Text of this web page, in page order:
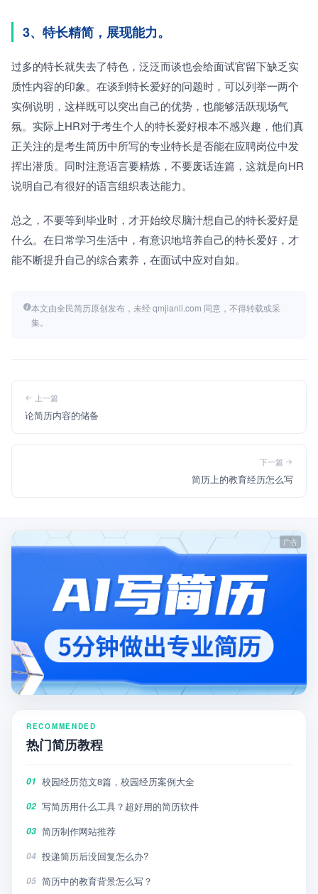
3、特长精简，展现能力。
过多的特长就失去了特色，泛泛而谈也会给面试官留下缺乏实
质性内容的印象。在谈到特长爱好的问题时，可以列举一两个
实例说明，这样既可以突出自己的优势，也能够活跃现场气
氛。实际上HR对于考生个人的特长爱好根本不感兴趣，他们真
正关注的是考生简历中所写的专业特长是否能在应聘岗位中发
挥出潜质。同时注意语言要精炼，不要废话连篇，这就是向HR
说明自己有很好的语言组织表达能力。
总之，不要等到毕业时，才开始绞尽脑汁想自己的特长爱好是
什么。在日常学习生活中，有意识地培养自己的特长爱好，才
能不断提升自己的综合素养，在面试中应对自如。
本文由全民简历原创发布，未经 qmjianli.com 同意，不得转载或采
集。
上一篇
论简历内容的储备
下一篇
简历上的教育经历怎么写
RECOMMENDED
热门简历教程
01 校园经历范文8篇，校园经历案例大全
02 写简历用什么工具？超好用的简历软件
03 简历制作网站推荐
04 投递简历后没回复怎么办?
05 简历中的教育背景怎么写？